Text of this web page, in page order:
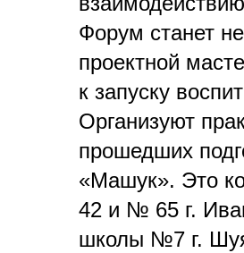
Форум станет
проектной
к запуску
Организуют
прошедших
«Машук». Это
42 и № 65 г.
школы №7 г.